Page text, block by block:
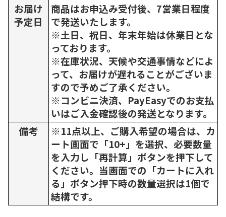
お届け
予定日
商品はお申込み受付後、7営業日程度
で発送いたします。
※土日、祝日、年末年始は休業日とな
っております。
※在庫状況、天候や交通事情などによ
って、お届けが遅れることがございま
すので予めご了承ください。
※コンビニ決済、PayEasyでのお支払
いはご入金確認後の発送となります。
備考
※11点以上、ご購入希望の場合は、カ
ート画面で「10+」を選択、必要数量
を入力し「再計算」ボタンを押下して
ください。当画面での「カートに入れ
る」ボタン押下時の数量選択は1個で
結構です。